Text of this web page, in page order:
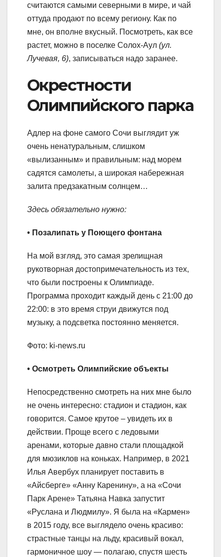
считаются самыми северными в мире, и чай
оттуда продают по всему региону. Как по
мне, он вполне вкусный. Посмотреть, как все
растет, можно в поселке Солох-Аул (ул.
Лучевая, 6), записываться надо заранее.
Окрестности
Олимпийского парка
Адлер на фоне самого Сочи выглядит уж
очень ненатуральным, слишком
«вылизанным» и правильным: над морем
садятся самолеты, а широкая набережная
залита предзакатным солнцем…
Здесь обязательно нужно:
• Позалипать у Поющего фонтана
На мой взгляд, это самая зрелищная
рукотворная достопримечательность из тех,
что были построены к Олимпиаде.
Программа проходит каждый день с 21:00 до
22:00: в это время струи движутся под
музыку, а подсветка постоянно меняется.
Фото: ki-news.ru
• Осмотреть Олимпийские объекты
Непосредственно смотреть на них мне было
не очень интересно: стадион и стадион, как
говорится. Самое крутое – увидеть их в
действии. Проще всего с ледовыми
аренами, которые давно стали площадкой
для мюзиклов на коньках. Например, в 2021
Илья Авербух планирует поставить в
«Айсберге» «Анну Каренину», а на «Сочи
Парк Арене» Татьяна Навка запустит
«Руслана и Людмилу». Я была на «Кармен»
в 2015 году, все выглядело очень красиво:
страстные танцы на льду, красивый вокал,
гармоничное шоу — полагаю, спустя шесть